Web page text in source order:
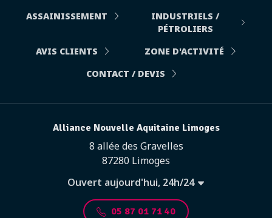
ASSAINISSEMENT
INDUSTRIELS /
PÉTROLIERS
AVIS CLIENTS
ZONE D'ACTIVITÉ
CONTACT / DEVIS
Alliance Nouvelle Aquitaine Limoges
8 allée des Gravelles
87280 Limoges
Ouvert aujourd'hui, 24h/24
05 87 01 71 40